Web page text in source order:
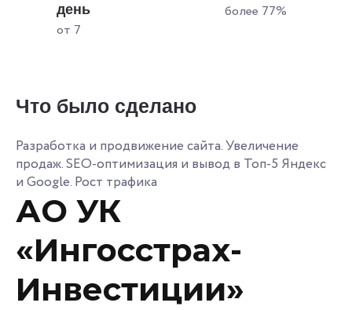
день
от 7
более 77%
Что было сделано
Разработка и продвижение сайта. Увеличение
продаж. SEO-оптимизация и вывод в Топ-5 Яндекс
и Google. Рост трафика
АО УК
«Ингосстрах-
Инвестиции»